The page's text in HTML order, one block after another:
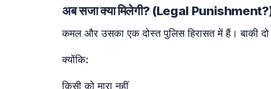
अब सजा क्या मिलेगी? (Legal
कमल और उसका एक दोस्त पुलिस हिरासत में हैं। बाकी
क्योंकि:
किसी को मारा नहीं